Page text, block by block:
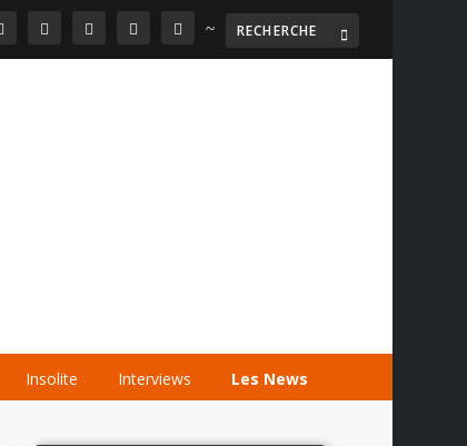
~
Insolite Interviews Les News